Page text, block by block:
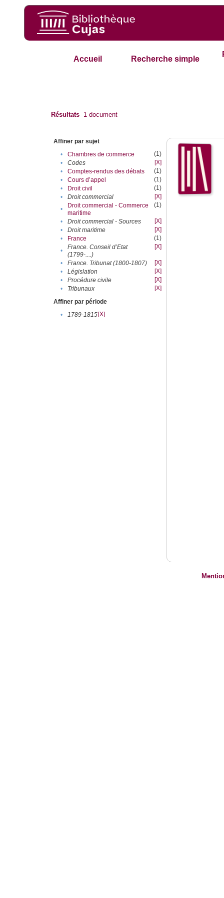
Accueil Recherche simple
Résultats 1 document
Affiner par sujet
•
Chambres de commerce
(1)
•
Codes
[X]
•
Comptes-rendus des débats
(1)
•
Cours d’appel
(1)
•
Droit civil
(1)
•
Droit commercial
[X]
•
Droit commercial - Commerce
maritime
(1)
• Droit commercial - Sources
[X]
•
Droit maritime
[X]
•
France
(1)
•
France. Conseil d’Etat
(1799-....)
[X]
• France. Tribunat (1800-1807)
[X]
•
Législation
[X]
•
Procédure civile
[X]
•
Tribunaux
[X]
Affiner par période
•
1789-1815[X]